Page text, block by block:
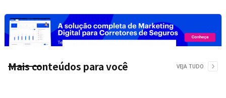
Mais conteúdos para você VEJA TUDO